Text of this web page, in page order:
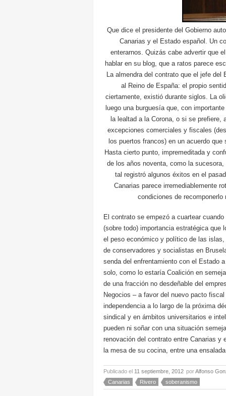
Que dice el presidente del Gobierno
Canarias y el Estado español. Un
enterarnos. Quizás cabe advertir que
hablar en su blog, que a ratos parece
La almendra del contrato que el jefe
al Reino de España: el propio
ciertamente, existió durante siglos. La
luego una burguesía que, con
la lealtad a la Corona, o si se
excepciones comerciales y fiscales
los puertos francos) en un acuerdo
Hasta cierto punto, impremeditada y
de los años noventa, como la
tal registró algunos éxitos en el
Canarias parece irremediablemente
condiciones de
El contrato se empezó a cuartear
(sobre todo) importancia estratégica que
el peso económico y político de las
de conservadores y socialistas en
senda del enfrentamiento con el Estado
solo, como lo estaría Coalición en
de una fracción no desdeñable del
Negocios – a favor del nuevo pacto
independencia a lo largo de la próxima
sindical y en ámbitos universitarios e
pueden ni soñar con una situación
renovación del contrato entre Canarias y
la mesa de su cocina, entre una
Publicado el 11 septiembre, 2012 porAlfonso
Canarias
Rivero soberanismo